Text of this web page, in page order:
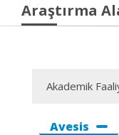
Araştırma
Akademik
Avesis